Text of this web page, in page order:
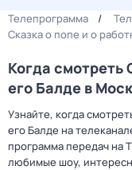
Телепрограмма
Сказка о попе и о
Когда смотреть
его Балде в
Узнайте, когда
его Балде на
программа передач на
любимые шоу,